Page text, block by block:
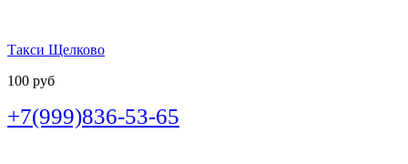
Такси Щелково
100 руб
+7(999)836-53-65